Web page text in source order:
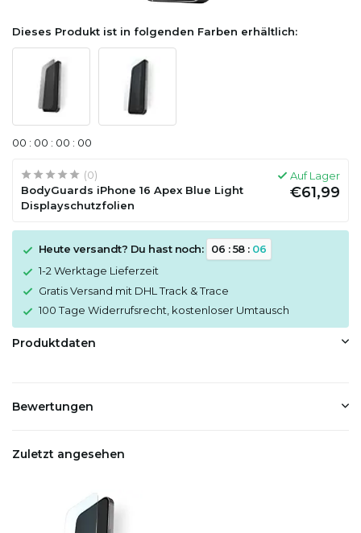
Dieses Produkt ist in folgenden Farben erhältlich:
00 : 00 : 00 : 00
(0)
BodyGuards iPhone 16 Apex Blue Light
Displayschutzfolien
Auf Lager
€61,99
Heute versandt? Du hast noch: 06 :58: 06
1-2 Werktage Lieferzeit
Gratis Versand mit DHL Track & Trace
100 Tage Widerrufsrecht, kostenloser Umtausch
Produktdaten
Bewertungen
Zuletzt angesehen